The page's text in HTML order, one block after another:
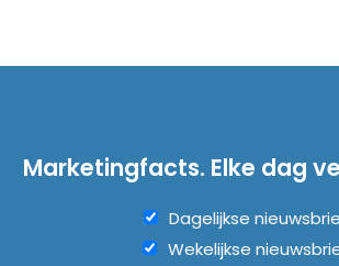
Marketingfacts. Elke dag
Dagelijkse
Wekelijkse